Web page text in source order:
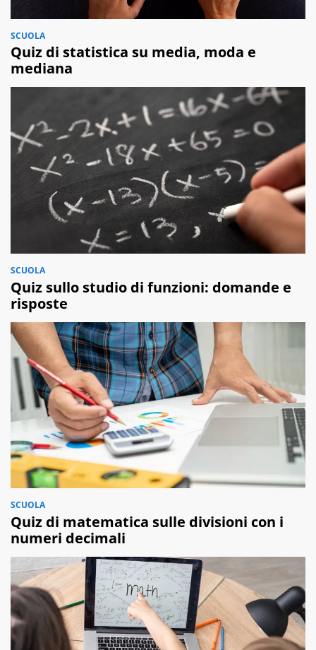
SCUOLA
Quiz di statistica su media, moda e
mediana
SCUOLA
Quiz sullo studio di funzioni: domande e
risposte
SCUOLA
Quiz di matematica sulle divisioni con i
numeri decimali